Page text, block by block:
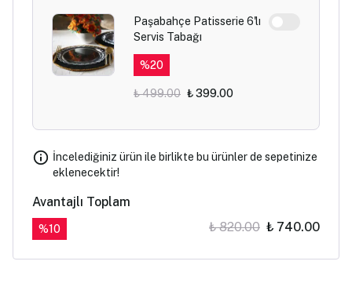
Paşabahçe Patisserie 6'lı
Servis Tabağı
%20
₺ 499.00 ₺ 399.00
İncelediğiniz ürün ile birlikte bu ürünler de sepetinize
eklenecektir!
Avantajlı Toplam
%10 ₺ 820.00 ₺ 740.00